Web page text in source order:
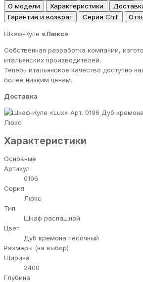
О модели
Характеристики
Гарантия и возврат
Серия Chill
Шкаф-Купе «Люкс»
Собственная разработка компании,
итальянских производителей.
Теперь итальянское качество доступно
более низким ценам.
Доставка
Дуб
Люкс
Характеристики
Основные
Артикул
0196
Серия
Люкс
Тип
Шкаф распашной
Цвет
Дуб кремона песочный
Размеры (на выбор)
Ширина
2400
Глубина